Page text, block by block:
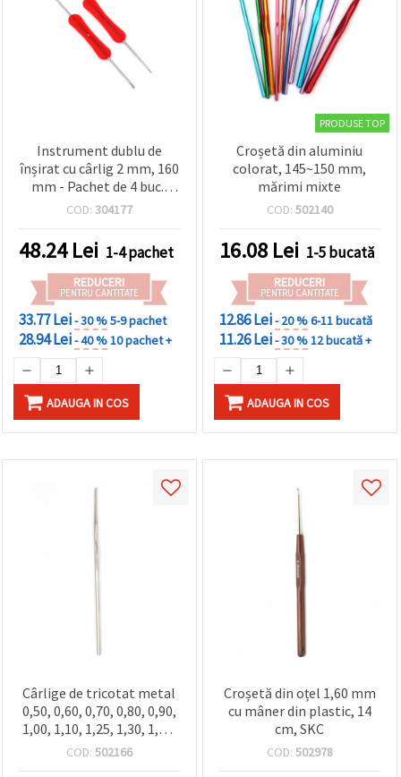
Instrument dublu de
înșirat cu cârlig 2 mm, 160
mm - Pachet de 4 buc.,
pentru mărgele și bijuterii
COD: 304177
48.24Lei 1-4 pachet
REDUCERI
PENTRU CANTITATE
33.77 Lei- 30 %5-9 pachet
28.94 Lei- 40 %10 pachet +
ADAUGA IN COS
PRODUSE TOP
Croșetă din aluminiu
colorat, 145~150 mm,
mărimi mixte
COD: 502140
16.08 Lei 1-5 bucată
REDUCERI
PENTRU CANTITATE
12.86 Lei- 20 %6-11 bucată
11.26 Lei- 30 %12 bucată +
ADAUGA IN COS
Cârlige de tricotat metal
0,50, 0,60, 0,70, 0,80, 0,90,
1,00, 1,10, 1,25, 1,30, 1,40,
1,50, 1,60, 1,75, 1,90, 2,10,
COD: 502166
Croșetă din oțel 1,60 mm
cu mâner din plastic, 14
cm, SKC
COD: 502978